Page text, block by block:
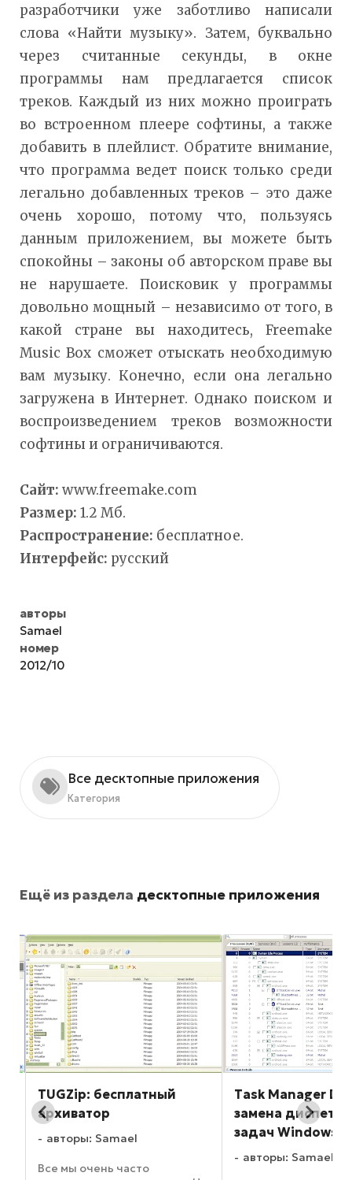
разработчики уже заботливо написали
слова «Найти музыку». Затем, буквально
через считанные секунды, в окне
программы нам предлагается список
треков. Каждый из них можно проиграть
во встроенном плеере софтины, а также
добавить в плейлист. Обратите внимание,
что программа ведет поиск только среди
легально добавленных треков – это даже
очень хорошо, потому что, пользуясь
данным приложением, вы можете быть
спокойны – законы об авторском праве вы
не нарушаете. Поисковик у программы
довольно мощный – независимо от того, в
какой стране вы находитесь, Freemake
Music Box сможет отыскать необходимую
вам музыку. Конечно, если она легально
загружена в Интернет. Однако поиском и
воспроизведением треков возможности
софтины и ограничиваются.
Сайт: www.freemake.com
Размер: 1.2 Мб.
Распространение: бесплатное.
Интерфейс: русский
авторы
Samael
номер
2012/10
Все десктопные приложения
Категория
Ещё из раздела десктопные приложения
часто
Task Manager DeLuxe:
замена диспетчеру
задач Windows